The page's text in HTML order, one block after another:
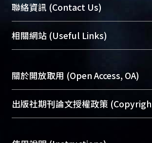
臺大位居世界頂尖大學之列，為永
展現本校豐碩的研究成果及學術能
機構典藏（NTUR）與學術庫（AH）
台，成為臺大學術典藏NTU
成果。
To permanently archive and
profiles and scholarly works,
services of “NTU Repository”
聯絡資訊 (Contact Us)
總館學科館員(Main Library)
醫學圖書館學科館員(Medical
Sciences Library)
相關網站 (Useful Links)
關於開放取用 (Open Access, OA)
開放取用是從使用者角度提升資訊
動，應用在學術研究上是透過將研
出版社期刊論文授權政策